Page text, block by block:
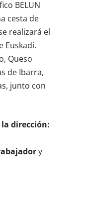
BELUN
cesta de
realizará el
Euskadi.
Queso
de Ibarra,
junto con
la dirección:
y